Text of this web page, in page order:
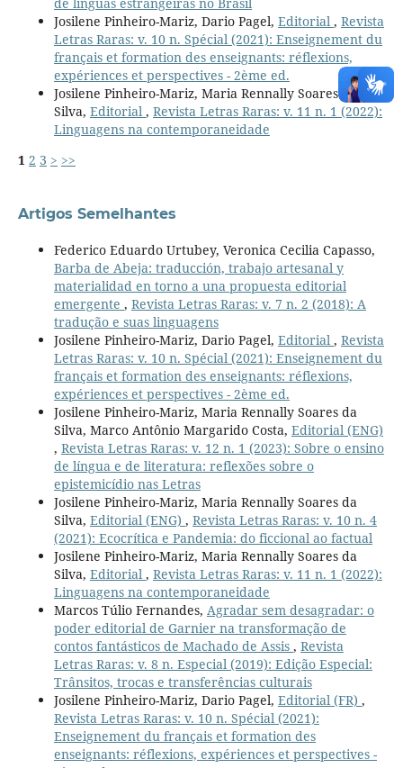
Josilene Pinheiro-Mariz, Dario Pagel, Editorial , Revista
Letras Raras: v. 10 n. Spécial (2021): Enseignement du
français et formation des enseignants: réflexions,
expériences et perspectives - 2ème ed.
Josilene Pinheiro-Mariz, Maria Rennally Soares da
Silva, Editorial , Revista Letras Raras: v. 11 n. 1 (2022):
Linguagens na contemporaneidade
1 2 3 > >>
Artigos Semelhantes
Federico Eduardo Urtubey, Veronica Cecilia Capasso,
Barba de Abeja: traducción, trabajo artesanal y
materialidad en torno a una propuesta editorial
emergente , Revista Letras Raras: v. 7 n. 2 (2018): A
tradução e suas linguagens
Josilene Pinheiro-Mariz, Dario Pagel, Editorial , Revista
Letras Raras: v. 10 n. Spécial (2021): Enseignement du
français et formation des enseignants: réflexions,
expériences et perspectives - 2ème ed.
Josilene Pinheiro-Mariz, Maria Rennally Soares da
Silva, Marco Antônio Margarido Costa, Editorial (ENG)
, Revista Letras Raras: v. 12 n. 1 (2023): Sobre o ensino
de língua e de literatura: reflexões sobre o
epistemicídio nas Letras
Josilene Pinheiro-Mariz, Maria Rennally Soares da
Silva, Editorial (ENG) , Revista Letras Raras: v. 10 n. 4
(2021): Ecocrítica e Pandemia: do ficcional ao factual
Josilene Pinheiro-Mariz, Maria Rennally Soares da
Silva, Editorial , Revista Letras Raras: v. 11 n. 1 (2022):
Linguagens na contemporaneidade
Marcos Túlio Fernandes, Agradar sem desagradar: o
poder editorial de Garnier na transformação de
contos fantásticos de Machado de Assis , Revista
Letras Raras: v. 8 n. Especial (2019): Edição Especial:
Trânsitos, trocas e transferências culturais
Josilene Pinheiro-Mariz, Dario Pagel, Editorial (FR) ,
Revista Letras Raras: v. 10 n. Spécial (2021):
Enseignement du français et formation des
enseignants: réflexions, expériences et perspectives -